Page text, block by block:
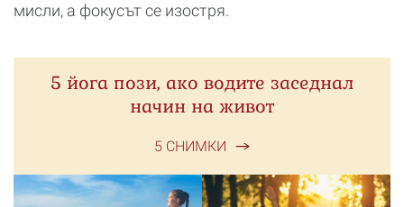
мисли, а фокусът се изостря.
5 йога пози, ако водите заседнал
начин на живот
5 СНИМКИ